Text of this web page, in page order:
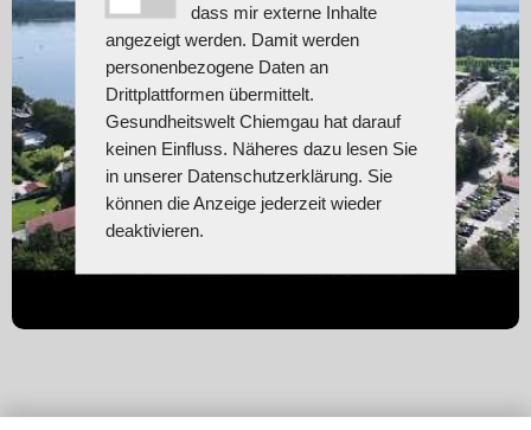
dass mir externe Inhalte
angezeigt werden. Damit werden
personenbezogene Daten an
Drittplattformen übermittelt.
Gesundheitswelt Chiemgau hat darauf
keinen Einfluss. Näheres dazu lesen Sie
in unserer Datenschutzerklärung. Sie
können die Anzeige jederzeit wieder
deaktivieren.